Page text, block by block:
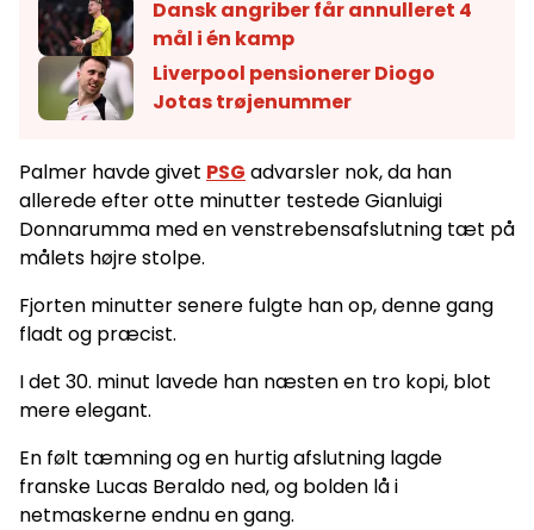
Dansk angriber får annulleret 4
mål i én kamp
Liverpool pensionerer Diogo
Jotas trøjenummer
Palmer havde givet PSG advarsler nok, da han
allerede efter otte minutter testede Gianluigi
Donnarumma med en venstrebensafslutning tæt på
målets højre stolpe.
Fjorten minutter senere fulgte han op, denne gang
fladt og præcist.
I det 30. minut lavede han næsten en tro kopi, blot
mere elegant.
En følt tæmning og en hurtig afslutning lagde
franske Lucas Beraldo ned, og bolden lå i
netmaskerne endnu en gang.